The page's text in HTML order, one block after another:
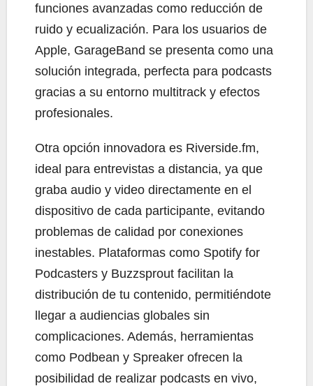
funciones avanzadas como reducción de
ruido y ecualización. Para los usuarios de
Apple, GarageBand se presenta como una
solución integrada, perfecta para podcasts
gracias a su entorno multitrack y efectos
profesionales.
Otra opción innovadora es Riverside.fm,
ideal para entrevistas a distancia, ya que
graba audio y video directamente en el
dispositivo de cada participante, evitando
problemas de calidad por conexiones
inestables. Plataformas como Spotify for
Podcasters y Buzzsprout facilitan la
distribución de tu contenido, permitiéndote
llegar a audiencias globales sin
complicaciones. Además, herramientas
como Podbean y Spreaker ofrecen la
posibilidad de realizar podcasts en vivo,